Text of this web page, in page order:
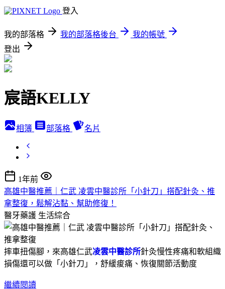
登入
我的部落格 我的部落格後台
我的帳號
登出
宸語KELLY
相簿 部落格 名片
1年前
高雄中醫推薦｜仁武 凌雲中醫診所「小針刀」搭配針灸、推
拿整復，鬆解沾黏、幫助修復！
醫牙藥護 生活綜合
摔車扭傷腳，來高雄仁武凌雲中醫診所針灸慢性疼痛和軟組織
損傷還可以做「小針刀」，舒緩痠痛、恢復關節活動度
繼續閱讀